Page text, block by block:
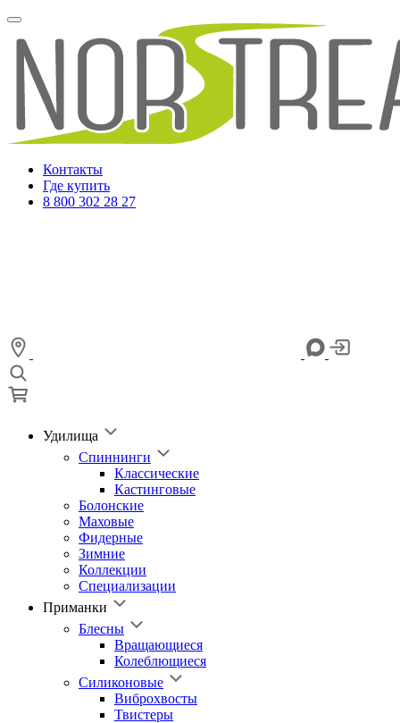
Контакты
Где купить
8 800 302 28 27
Удилища
Спиннинги
Классические
Кастинговые
Болонские
Маховые
Фидерные
Зимние
Коллекции
Специализации
Приманки
Блесны
Вращающиеся
Колеблющиеся
Силиконовые
Виброхвосты
Твистеры